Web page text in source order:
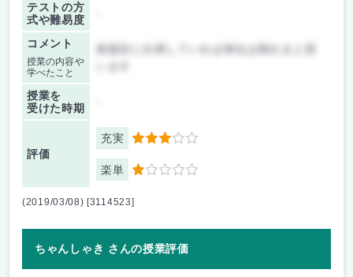
テストの方
式や難易度
コメント
授業の内容や
学べたこと
授業を
受けた時期
評価
充実 3
楽単 1
(2019/03/08) [3114523]
ちゃんしゃき さんの授業評価